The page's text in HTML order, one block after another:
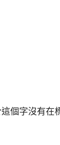
個字沒有在